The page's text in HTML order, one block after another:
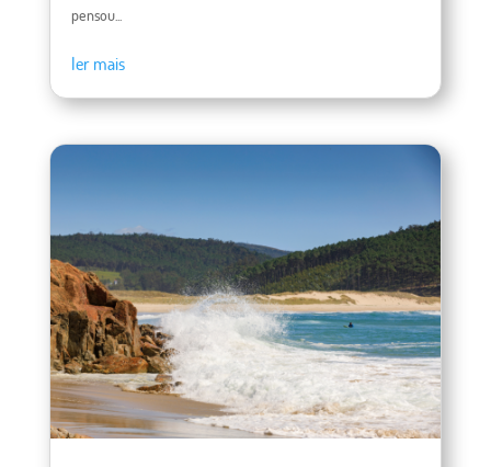
pensou...
ler mais